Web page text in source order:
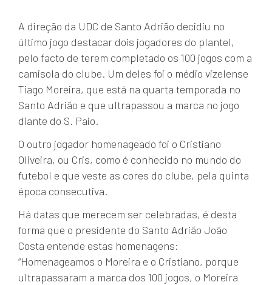
A direção da UDC de Santo Adrião decidiu no
último jogo destacar dois jogadores do plantel,
pelo facto de terem completado os 100 jogos com a
camisola do clube. Um deles foi o médio vizelense
Tiago Moreira, que está na quarta temporada no
Santo Adrião e que ultrapassou a marca no jogo
diante do S. Paio.
O outro jogador homenageado foi o Cristiano
Oliveira, ou Cris, como é conhecido no mundo do
futebol e que veste as cores do clube, pela quinta
época consecutiva.
Há datas que merecem ser celebradas, é desta
forma que o presidente do Santo Adrião João
Costa entende estas homenagens:
“Homenageamos o Moreira e o Cristiano, porque
ultrapassaram a marca dos 100 jogos, o Moreira